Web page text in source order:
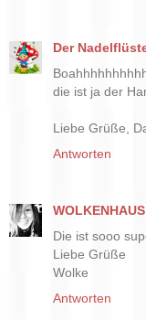
Der
die ist ja der
Liebe Grüße,
Antworten
WOLKENHAUS
Die ist sooo
Liebe Grüße
Wolke
Antworten